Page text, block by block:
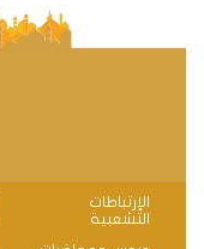
الإرتباطات
التشعبية